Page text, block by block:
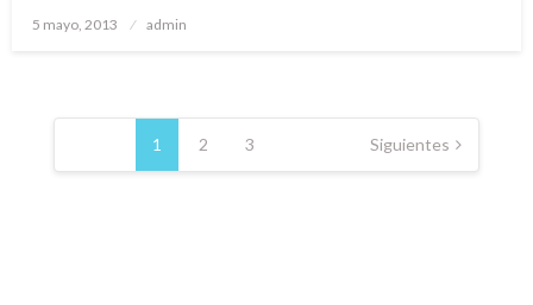
Publicado
5 mayo, 2013 admin
Navegación
entradas
1 2 3 Siguientes